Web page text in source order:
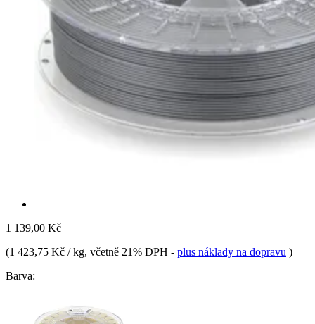
1 139,00 Kč
(1 423,75 Kč / kg, včetně 21% DPH - plus náklady na dopravu )
Barva: